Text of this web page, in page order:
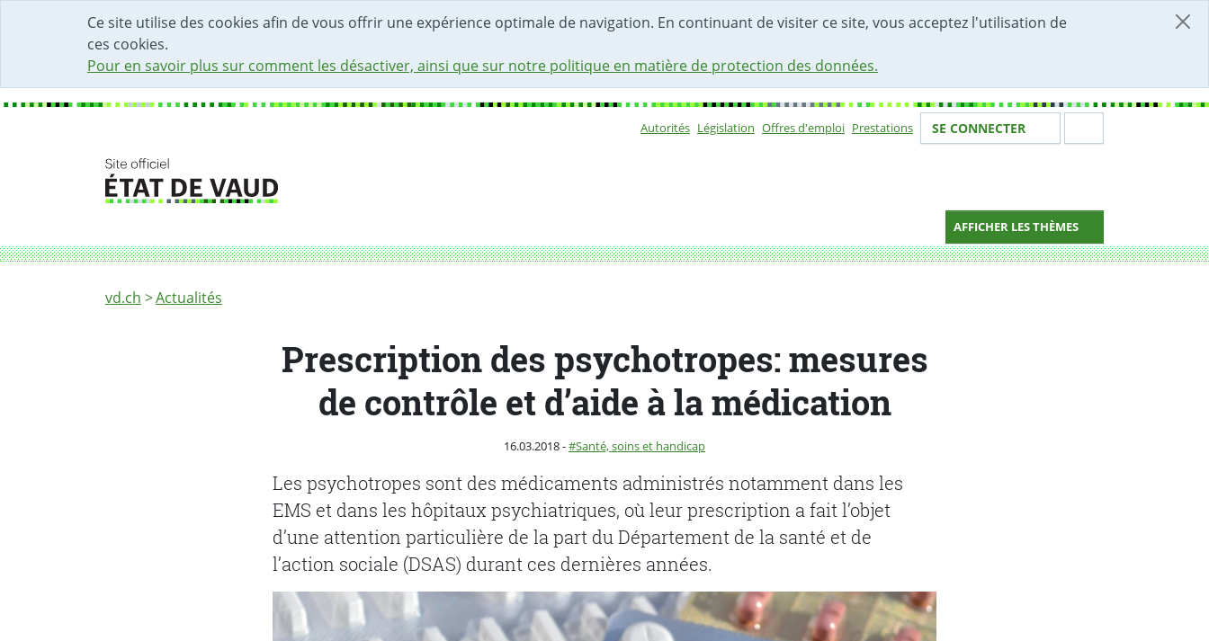
Ce site utilise des cookies afin de vous offrir une expérience optimale de navigation. En continuant de visiter ce site, vous acceptez l'utilisation de
ces cookies.
Pour en savoir plus sur comment les désactiver, ainsi que sur notre politique en matière de protection des données.
DÉBUT DU CONTENU DE LA PAGE
ACCÈS AU CHAMP DE RECHERCHE
PAGE D'ACCUEIL
FORMULAIRE DE CONTACT
Autorités Législation Offres d'emploi Prestations Votre identité
SE CONNECTER
AFFICHER LES THÈMES
Fil d'Ariane
vd.ch Actualités
Prescription des psychotropes: mesures de contrôle et d’aide à la médication
Prescription des psychotropes: mesures
de contrôle et d’aide à la médication
Publié le
16.03.2018-Catégorie :
Santé, soins et handicap
Les psychotropes sont des médicaments administrés notamment dans les
EMS et dans les hôpitaux psychiatriques, où leur prescription a fait l’objet
d’une attention particulière de la part du Département de la santé et de
l’action sociale (DSAS) durant ces dernières années.